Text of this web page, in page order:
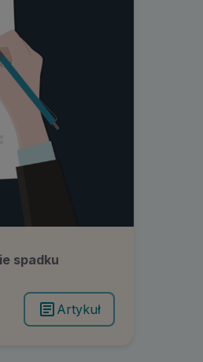
spadku
Artykuł